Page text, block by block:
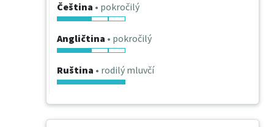
Čeština • pokročilý
Angličtina • pokročilý
Ruština • rodilý mluvčí